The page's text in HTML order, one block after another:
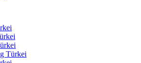
Türkei